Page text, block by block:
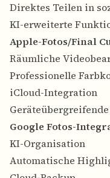
Direktes Teilen in
KI-erweiterte
Apple-Fotos/Final
Räumliche
Professionelle
iCloud-Integration
Google Fotos-
KI-Organisation
Automatische